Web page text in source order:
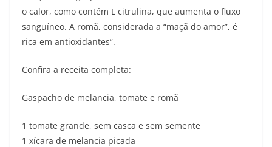
o calor, como contém L citrulina, que aumenta o fluxo
sanguíneo. A romã, considerada a “maçã do amor”, é
rica em antioxidantes”.
Confira a receita completa:
Gaspacho de melancia, tomate e romã
1 tomate grande, sem casca e sem semente
1 xícara de melancia picada